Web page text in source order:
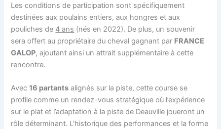
Les conditions de participation sont spécifiquement
destinées aux poulains entiers, aux hongres et aux
pouliches de 4 ans (nés en 2022). De plus, un souvenir
sera offert au propriétaire du cheval gagnant par FRANCE
GALOP, ajoutant ainsi un attrait supplémentaire à cette
rencontre.
Avec16 partants alignés sur la piste, cette course se
profile comme un rendez-vous stratégique où l’expérience
sur le plat et l’adaptation à la piste de Deauville joueront un
rôle déterminant. L'historique des performances et la forme